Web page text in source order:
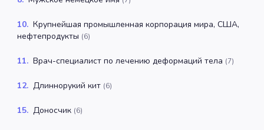
10. Крупнейшая промышленная корпорация мира, США,
нефтепродукты (6)
11. Врач-специалист по лечению деформаций тела (7)
12. Длиннорукий кит (6)
15. Доносчик (6)